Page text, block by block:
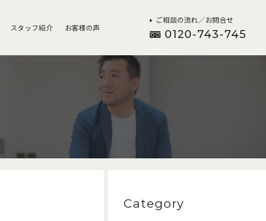
スタッフ紹介 お客様の声
ご相談の流れ／お問合せ
0120-743-745
Category